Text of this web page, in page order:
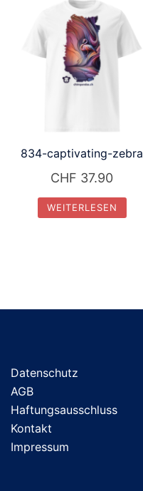
834-captivating-zebra
CHF 37.90
WEITERLESEN
Datenschutz
AGB
Haftungsausschluss
Kontakt
Impressum